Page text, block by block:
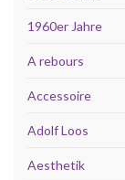
1960er Jahre
A rebours
Accessoire
Adolf Loos
Aesthetik